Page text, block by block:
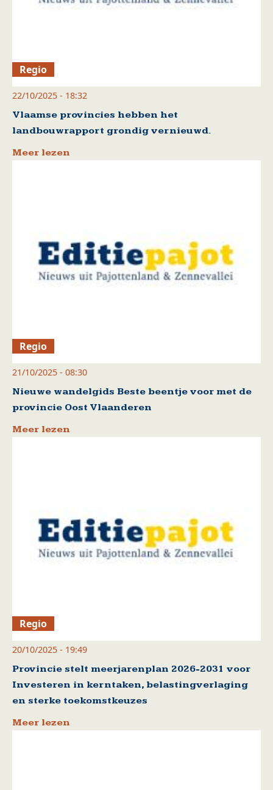
Regio
22/10/2025 - 18:32
Vlaamse provincies hebben het
landbouwrapport grondig vernieuwd.
Meer lezen
Regio
21/10/2025 - 08:30
Nieuwe wandelgids Beste beentje voor met de
provincie Oost Vlaanderen
Meer lezen
Regio
20/10/2025 - 19:49
Provincie stelt meerjarenplan 2026-2031 voor
Investeren in kerntaken, belastingverlaging
en sterke toekomstkeuzes
Meer lezen